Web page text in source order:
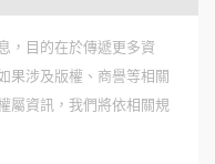
，目的在於傳遞更多資
果涉及版權、商譽等相關
屬資訊，我們將依相關規